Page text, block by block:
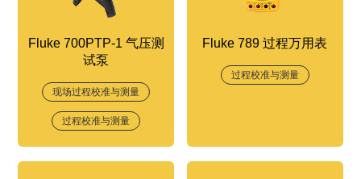
Fluke 700PTP-1 气压测
试泵
现场过程校准与测量
过程校准与测量
Fluke 789 过程万用表
过程校准与测量